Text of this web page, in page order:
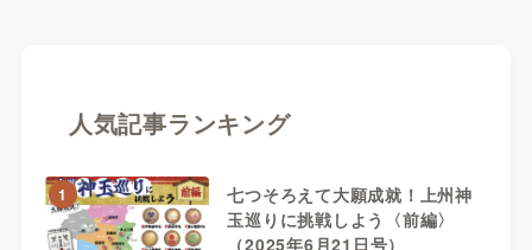
人気記事ランキング
1
七つそろえて大願成就！上州神
玉巡りに挑戦しよう〈前編〉
（2025年6月21日号）